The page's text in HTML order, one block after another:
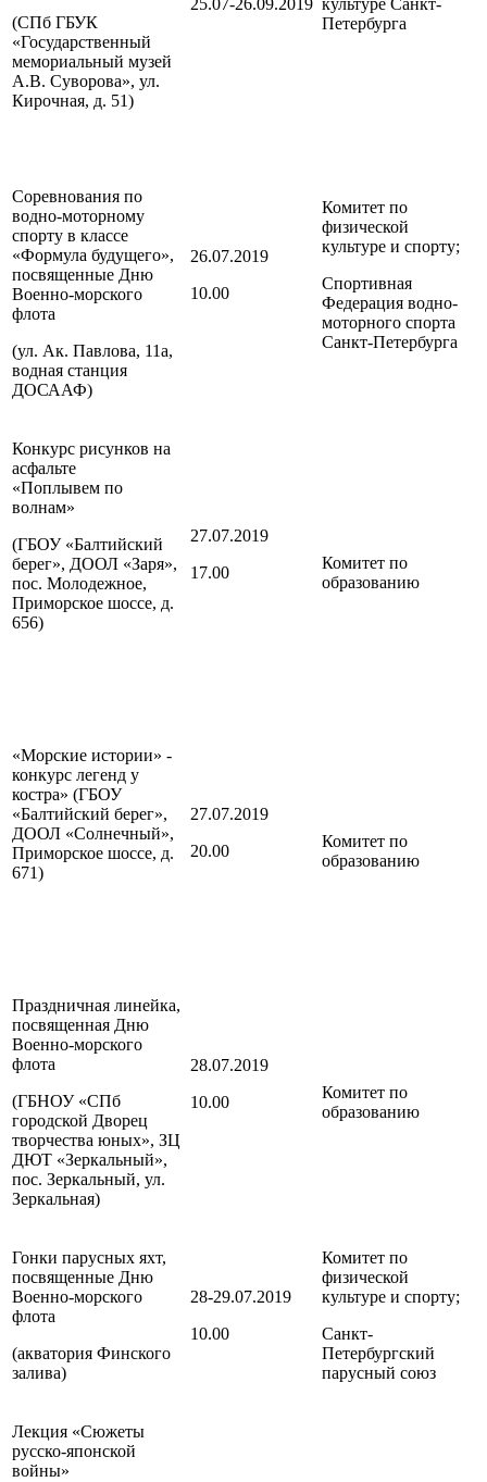
(СПб ГБУК
«Государственный
мемориальный музей
А.В. Суворова», ул.
Кирочная, д. 51)
25.07-26.09.2019 культуре Санкт-
Петербурга
Соревнования по
водно-моторному
спорту в классе
«Формула будущего»,
посвященные Дню
Военно-морского
флота
(ул. Ак. Павлова, 11а,
водная станция
ДОСААФ)
26.07.2019
10.00
Комитет по
физической
культуре и спорту;
Спортивная
Федерация водно-
моторного спорта
Санкт-Петербурга
Конкурс рисунков на
асфальте
«Поплывем по
волнам»
(ГБОУ «Балтийский
берег», ДООЛ «Заря»,
пос. Молодежное,
Приморское шоссе, д.
656)
27.07.2019
17.00
Комитет по
образованию
«Морские истории» -
конкурс легенд у
костра» (ГБОУ
«Балтийский берег»,
ДООЛ «Солнечный»,
Приморское шоссе, д.
671)
27.07.2019
20.00
Комитет по
образованию
Праздничная линейка,
посвященная Дню
Военно-морского
флота
(ГБНОУ «СПб
городской Дворец
творчества юных», ЗЦ
ДЮТ «Зеркальный»,
пос. Зеркальный, ул.
Зеркальная)
28.07.2019
10.00
Комитет по
образованию
Гонки парусных яхт,
посвященные Дню
Военно-морского
флота
(акватория Финского
залива)
28-29.07.2019
10.00
Комитет по
физической
культуре и спорту;
Санкт-
Петербургский
парусный союз
Лекция «Сюжеты
русско-японской
войны»